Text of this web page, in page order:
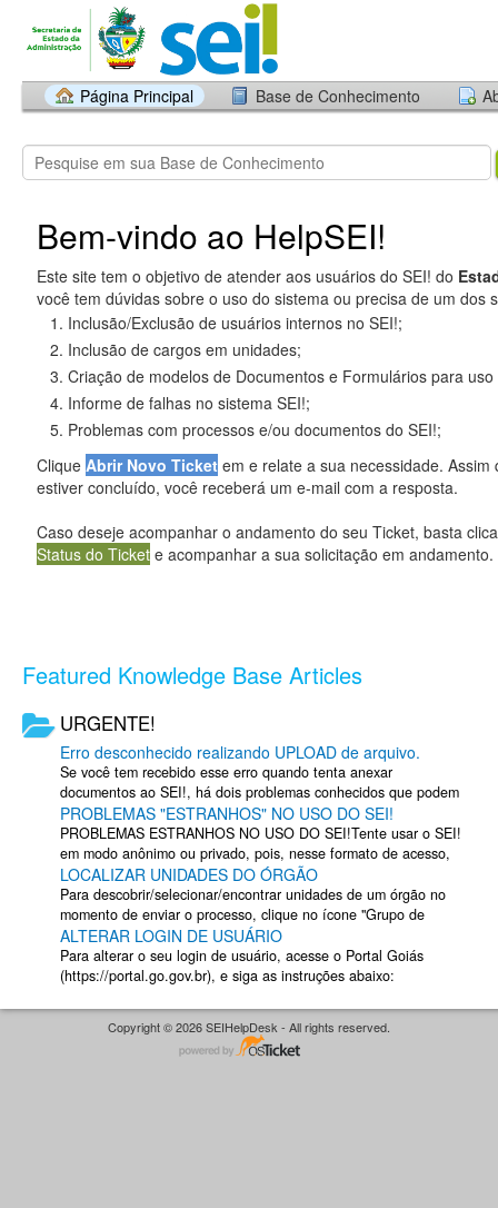
Página Principal Base de Conhecimento
Bem-vindo ao HelpSEI!
Este site tem o objetivo de atender aos usuários do SEI! do
você tem dúvidas sobre o uso do sistema ou precisa de um dos
Inclusão/Exclusão de usuários internos no SEI!;
Inclusão de cargos em unidades;
Criação de modelos de Documentos e Formulários para uso
Informe de falhas no sistema SEI!;
Problemas com processos e/ou documentos do SEI!;
Clique Abrir Novo Ticketem e relate a sua necessidade. Assim
estiver concluído, você receberá um e-mail com a resposta.
Caso deseje acompanhar o andamento do seu Ticket, basta
Status do Tickete acompanhar a sua solicitação em andamento.
Featured Knowledge Base Articles
URGENTE!
Erro desconhecido realizando UPLOAD de arquivo.
Se você tem recebido esse erro quando tenta anexar
documentos ao SEI!, há dois problemas conhecidos que podem
dificultar o uso do sistema e o ...
PROBLEMAS "ESTRANHOS" NO USO DO SEI!
PROBLEMAS ESTRANHOS NO USO DO SEI!Tente usar o SEI!
em modo anônimo ou privado, pois, nesse formato de acesso,
os plugins do navegador são ...
LOCALIZAR UNIDADES DO ÓRGÃO
Para descobrir/selecionar/encontrar unidades de um órgão no
momento de enviar o processo, clique no ícone "Grupo de
Envio", ao lado da lupa de ...
ALTERAR LOGIN DE USUÁRIO
Para alterar o seu login de usuário, acesse o Portal Goiás
(https://portal.go.gov.br), e siga as instruções abaixo:
Copyright © 2026 SEIHelpDesk - All rights reserved.